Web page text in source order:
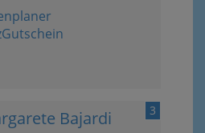
3
Bajardi